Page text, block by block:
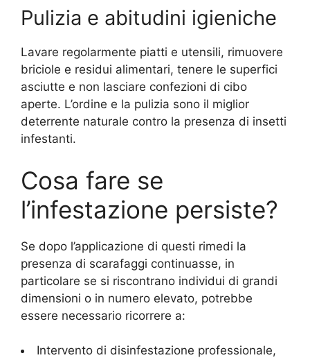
Pulizia e abitudini igieniche
Lavare regolarmente piatti e utensili, rimuovere
briciole e residui alimentari, tenere le superfici
asciutte e non lasciare confezioni di cibo
aperte. L’ordine e la pulizia sono il miglior
deterrente naturale contro la presenza di insetti
infestanti.
Cosa fare se
l’infestazione persiste?
Se dopo l’applicazione di questi rimedi la
presenza di scarafaggi continuasse, in
particolare se si riscontrano individui di grandi
dimensioni o in numero elevato, potrebbe
essere necessario ricorrere a:
Intervento di disinfestazione professionale,